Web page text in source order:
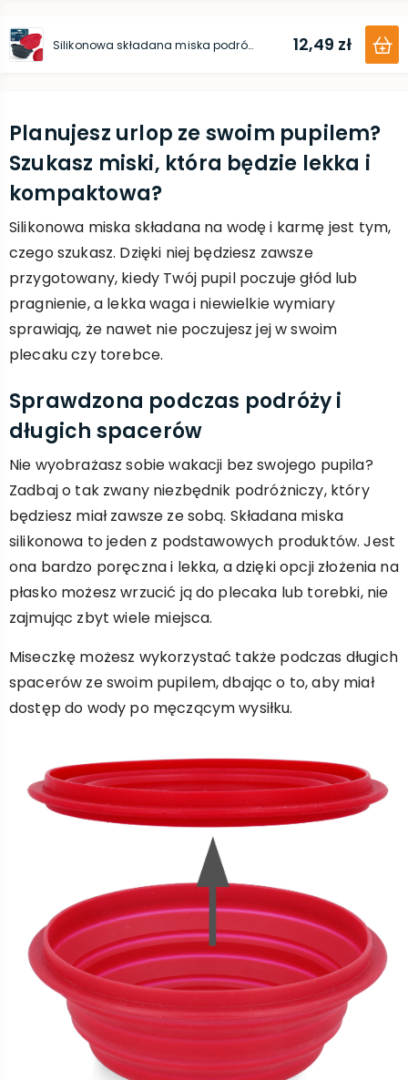
Silikonowa składana miska podróżna 0,25 l 12,49 zł
Planujesz urlop ze swoim pupilem?
Szukasz miski, która będzie lekka i
kompaktowa?
Silikonowa miska składana na wodę i karmę jest tym,
czego szukasz. Dzięki niej będziesz zawsze
przygotowany, kiedy Twój pupil poczuje głód lub
pragnienie, a lekka waga i niewielkie wymiary
sprawiają, że nawet nie poczujesz jej w swoim
plecaku czy torebce.
Sprawdzona podczas podróży i
długich spacerów
Nie wyobrażasz sobie wakacji bez swojego pupila?
Zadbaj o tak zwany niezbędnik podróżniczy, który
będziesz miał zawsze ze sobą. Składana miska
silikonowa to jeden z podstawowych produktów. Jest
ona bardzo poręczna i lekka, a dzięki opcji złożenia na
płasko możesz wrzucić ją do plecaka lub torebki, nie
zajmując zbyt wiele miejsca.
Miseczkę możesz wykorzystać także podczas długich
spacerów ze swoim pupilem, dbając o to, aby miał
dostęp do wody po męczącym wysiłku.